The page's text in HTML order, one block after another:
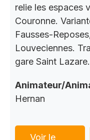
relie les espaces
Couronne.
Fausses-
Louveciennes.
gare Saint Lazare.
Animateur/
Hernan
Voir le